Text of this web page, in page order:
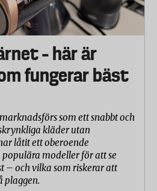
– här är
fungerar bäst
som ett snabbt och
kläder utan
låtit ett oberoende
modeller för att se
– och vilka som riskerar att
plaggen.